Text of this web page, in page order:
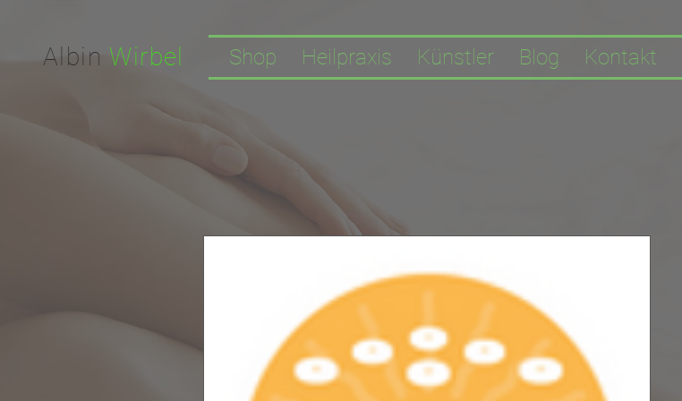
Shop Heilpraxis Künstler Blog Kontakt
Albin Wirbel